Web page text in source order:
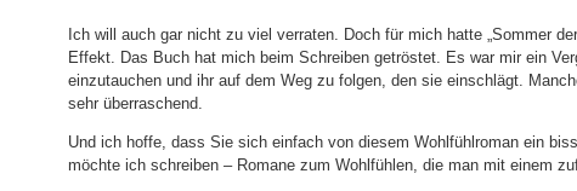
Ich will auch gar nicht zu viel verraten. Doch für mich hatte „Sommer
Effekt. Das Buch hat mich beim Schreiben getröstet. Es war mir ein
einzutauchen und ihr auf dem Weg zu folgen, den sie einschlägt.
sehr überraschend.
Und ich hoffe, dass Sie sich einfach von diesem Wohlfühlroman ein
möchte ich schreiben – Romane zum Wohlfühlen, die man mit einem